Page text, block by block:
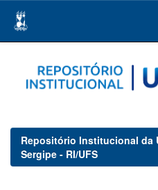
navigation
Repositório Institucional da
Sergipe - RI/UFS